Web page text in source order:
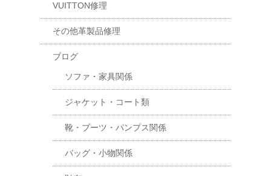
VUITTON修理
その他革製品修理
ブログ
ソファ・家具関係
ジャケット・コート類
靴・ブーツ・パンプス関係
バッグ・小物関係